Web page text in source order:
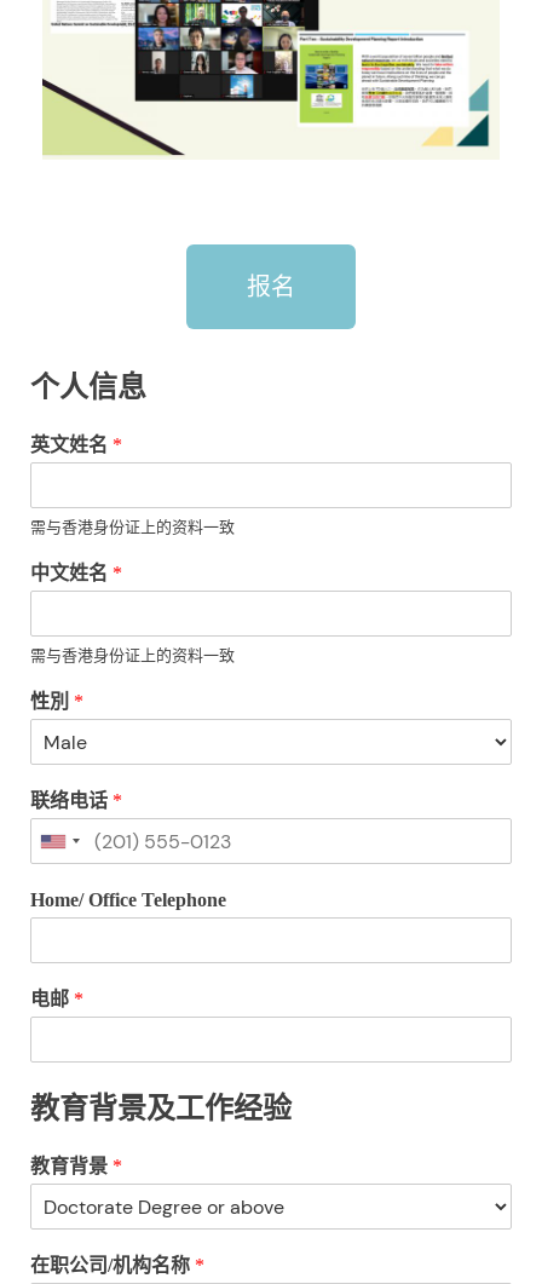
报名
个人信息
英文姓名 *
需与香港身份证上的资料一致
中文姓名 *
需与香港身份证上的资料一致
性別 *
联络电话 *
Home/ Office Telephone
电邮 *
教育背景及工作经验
教育背景 *
在职公司/机构名称 *